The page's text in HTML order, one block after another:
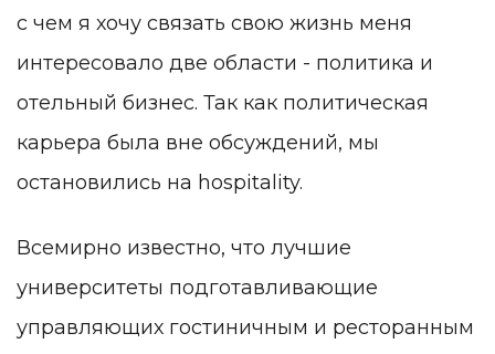
с чем я хочу связать свою жизнь меня
интересовало две области - политика и
отельный бизнес. Так как политическая
карьера была вне обсуждений, мы
остановились на hospitality.
Всемирно известно, что лучшие
университеты подготавливающие
управляющих гостиничным и ресторанным